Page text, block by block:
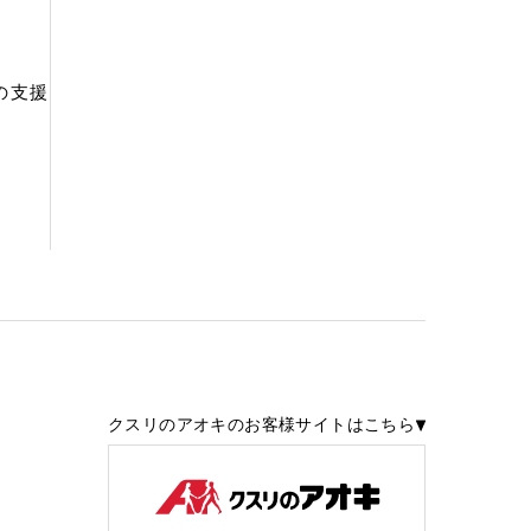
支援
クスリのアオキのお客様サイトはこちら